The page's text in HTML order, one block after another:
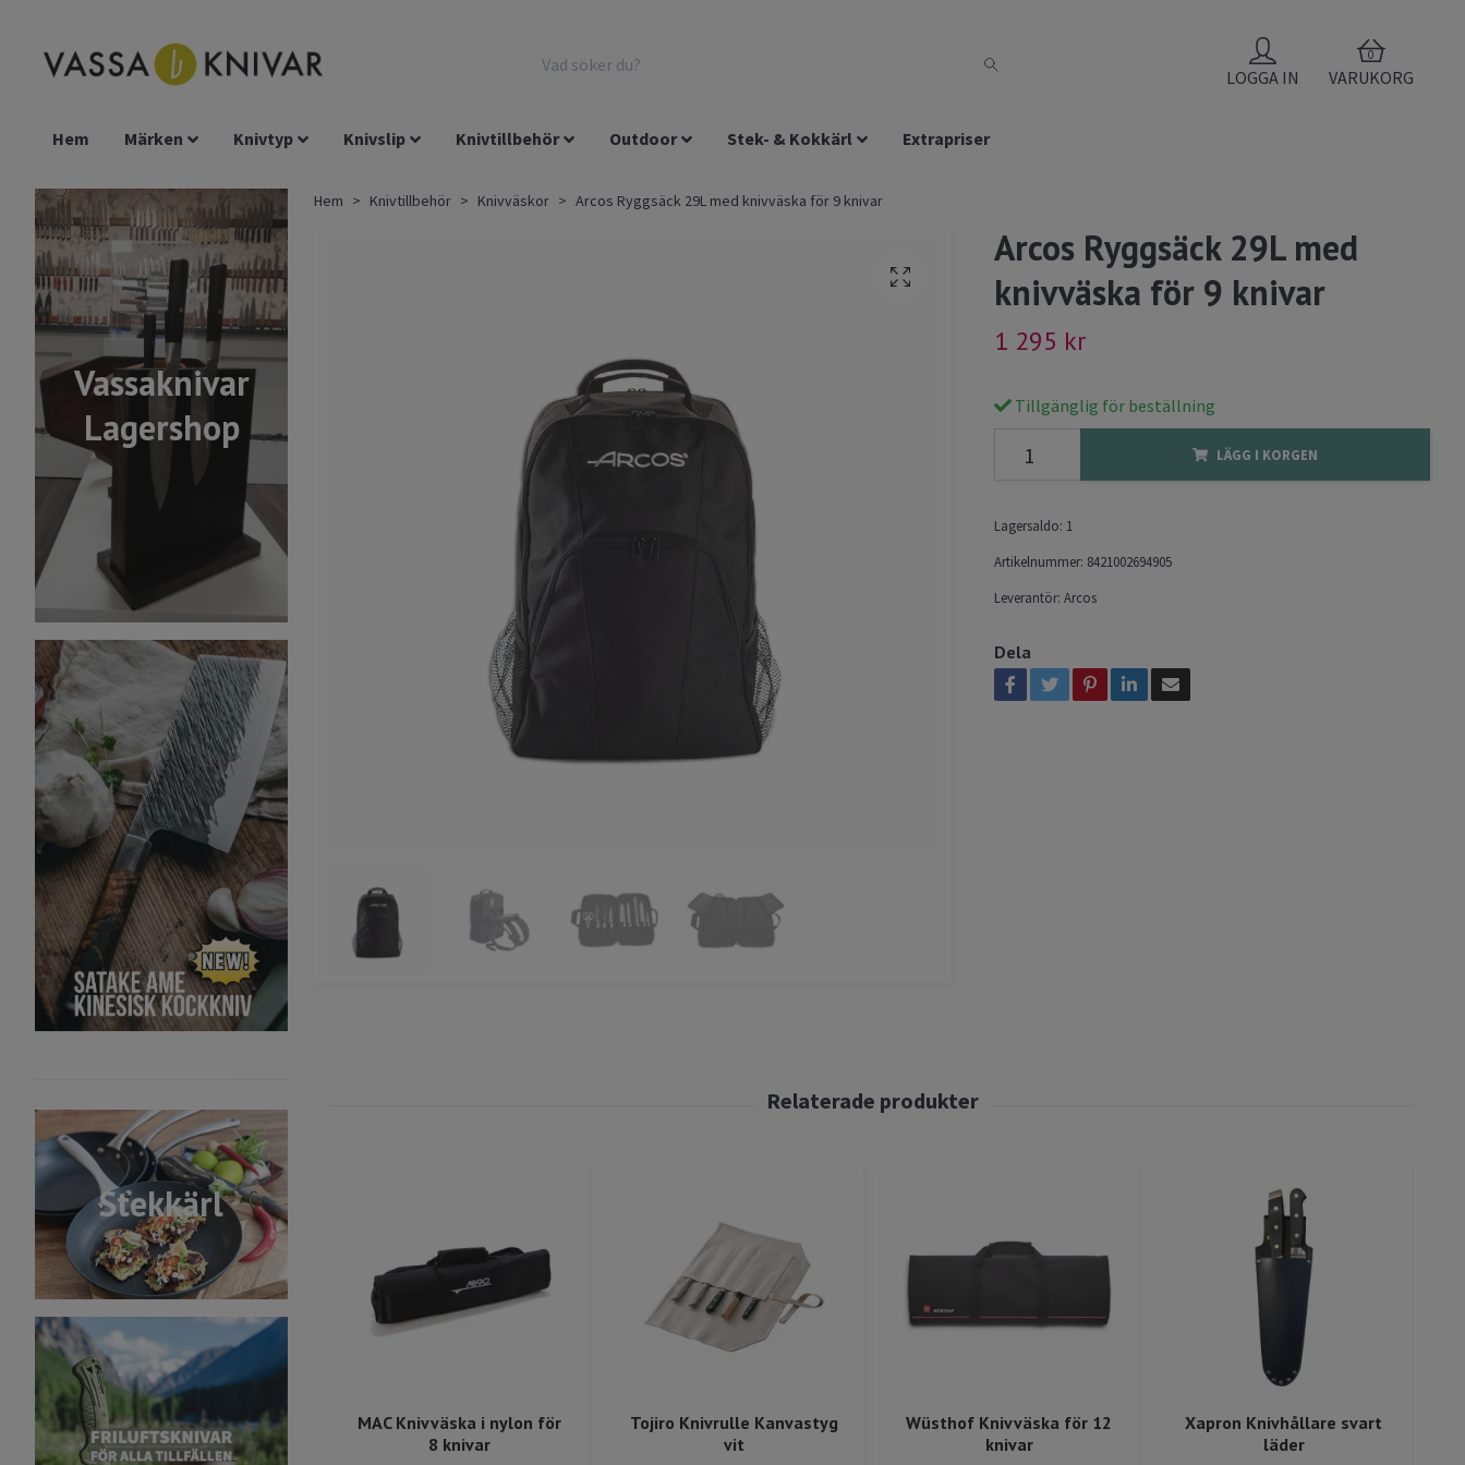
LOGGA IN
0
VARUKORG
Hem Märken Knivtyp Knivslip Knivtillbehör Outdoor Stek- & Kokkärl Extrapriser
Vassaknivar
Lagershop
Stekkärl
Hem Knivtillbehör Knivväskor Arcos Ryggsäck 29L med knivväska för 9 knivar
Arcos Ryggsäck 29L med
knivväska för 9 knivar
1 295 kr
Tillgänglig för beställning
LÄGG I KORGEN
Lagersaldo: 1
Artikelnummer: 8421002694905
Leverantör: Arcos
Dela
MAC Knivväska i nylon för
8 knivar
Tojiro Knivrulle Kanvastyg
vit
Wüsthof Knivväska för 12
knivar
Xapron Knivhållare svart
läder